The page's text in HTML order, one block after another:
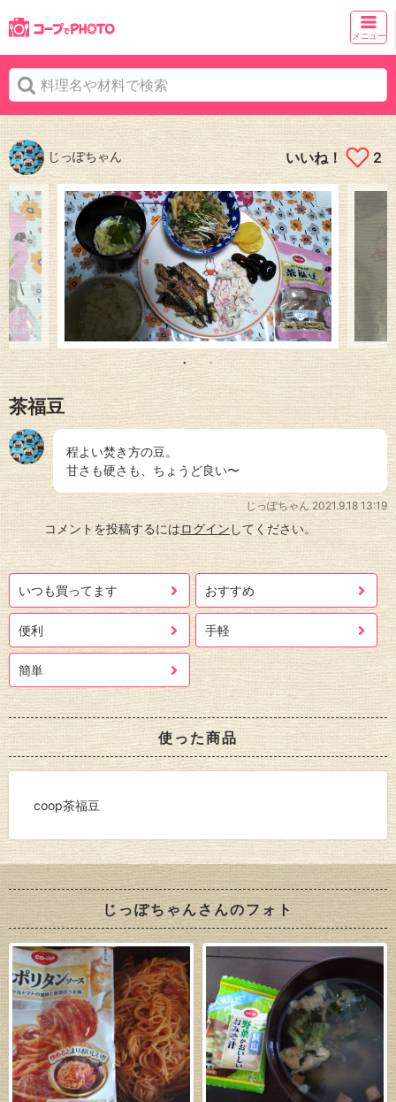
メニュー
じっぽちゃん いいね！ 2
茶福豆
程よい焚き方の豆。
甘さも硬さも、ちょうど良い〜
じっぽちゃん 2021.9.18 13:19
コメントを投稿するにはログインしてください。
いつも買ってます おすすめ
便利 手軽
簡単
使った商品
coop茶福豆
じっぽちゃんさんのフォト